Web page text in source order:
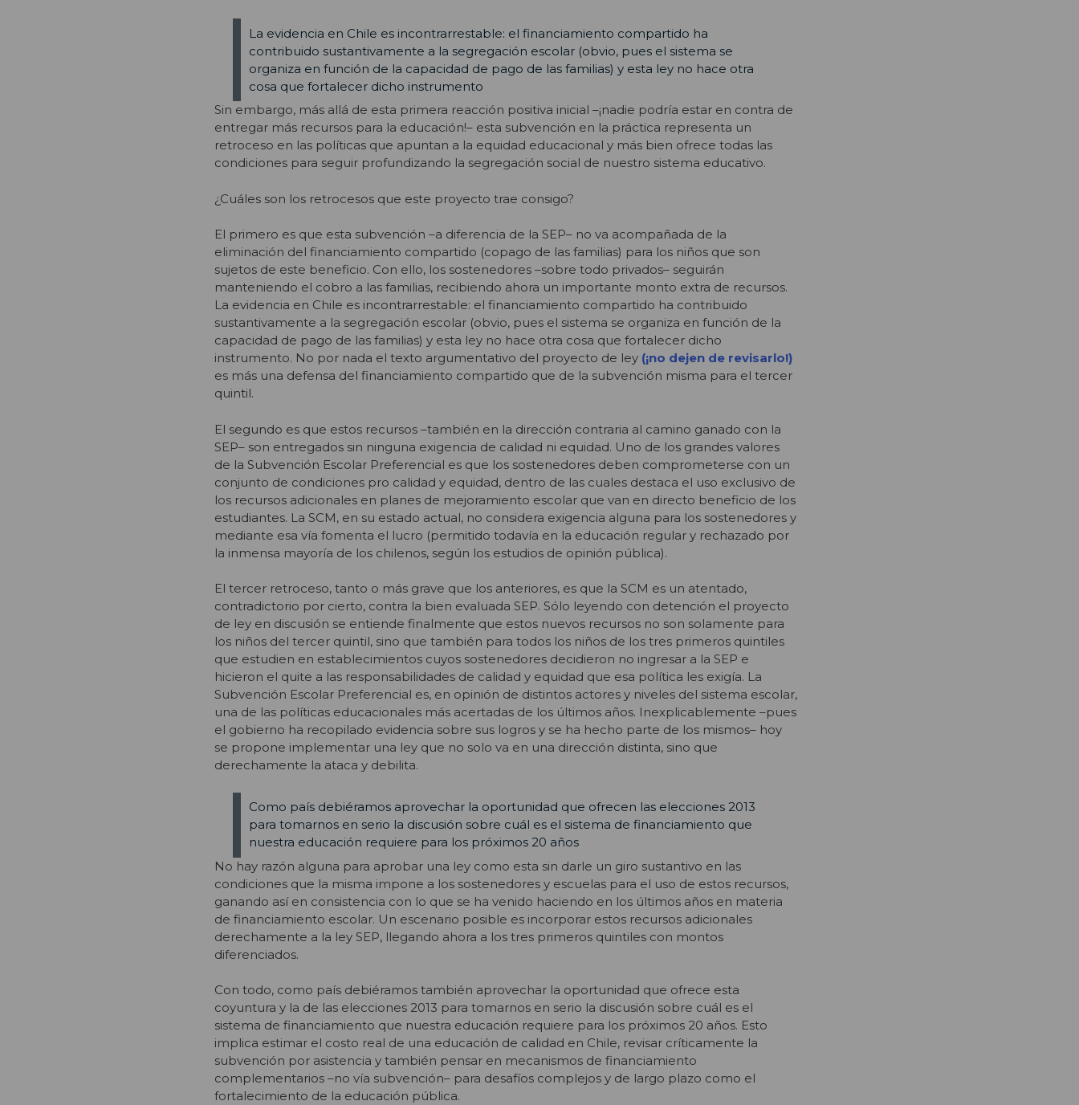
La evidencia en Chile es incontrarrestable: el financiamiento compartido ha
contribuido sustantivamente a la segregación escolar (obvio, pues el sistema se
organiza en función de la capacidad de pago de las familias) y esta ley no hace otra
cosa que fortalecer dicho instrumento
Sin embargo, más allá de esta primera reacción positiva inicial –¡nadie podría estar en contra de
entregar más recursos para la educación!– esta subvención en la práctica representa un
retroceso en las políticas que apuntan a la equidad educacional y más bien ofrece todas las
condiciones para seguir profundizando la segregación social de nuestro sistema educativo.
¿Cuáles son los retrocesos que este proyecto trae consigo?
El primero es que esta subvención –a diferencia de la SEP– no va acompañada de la
eliminación del financiamiento compartido (copago de las familias) para los niños que son
sujetos de este beneficio. Con ello, los sostenedores –sobre todo privados– seguirán
manteniendo el cobro a las familias, recibiendo ahora un importante monto extra de recursos.
La evidencia en Chile es incontrarrestable: el financiamiento compartido ha contribuido
sustantivamente a la segregación escolar (obvio, pues el sistema se organiza en función de la
capacidad de pago de las familias) y esta ley no hace otra cosa que fortalecer dicho
instrumento. No por nada el texto argumentativo del proyecto de ley (¡no dejen de revisarlo!)
es más una defensa del financiamiento compartido que de la subvención misma para el tercer
quintil.
El segundo es que estos recursos –también en la dirección contraria al camino ganado con la
SEP– son entregados sin ninguna exigencia de calidad ni equidad. Uno de los grandes valores
de la Subvención Escolar Preferencial es que los sostenedores deben comprometerse con un
conjunto de condiciones pro calidad y equidad, dentro de las cuales destaca el uso exclusivo de
los recursos adicionales en planes de mejoramiento escolar que van en directo beneficio de los
estudiantes. La SCM, en su estado actual, no considera exigencia alguna para los sostenedores y
mediante esa vía fomenta el lucro (permitido todavía en la educación regular y rechazado por
la inmensa mayoría de los chilenos, según los estudios de opinión pública).
El tercer retroceso, tanto o más grave que los anteriores, es que la SCM es un atentado,
contradictorio por cierto, contra la bien evaluada SEP. Sólo leyendo con detención el proyecto
de ley en discusión se entiende finalmente que estos nuevos recursos no son solamente para
los niños del tercer quintil, sino que también para todos los niños de los tres primeros quintiles
que estudien en establecimientos cuyos sostenedores decidieron no ingresar a la SEP e
hicieron el quite a las responsabilidades de calidad y equidad que esa política les exigía. La
Subvención Escolar Preferencial es, en opinión de distintos actores y niveles del sistema escolar,
una de las políticas educacionales más acertadas de los últimos años. Inexplicablemente –pues
el gobierno ha recopilado evidencia sobre sus logros y se ha hecho parte de los mismos– hoy
se propone implementar una ley que no solo va en una dirección distinta, sino que
derechamente la ataca y debilita.
Como país debiéramos aprovechar la oportunidad que ofrecen las elecciones 2013
para tomarnos en serio la discusión sobre cuál es el sistema de financiamiento que
nuestra educación requiere para los próximos 20 años
No hay razón alguna para aprobar una ley como esta sin darle un giro sustantivo en las
condiciones que la misma impone a los sostenedores y escuelas para el uso de estos recursos,
ganando así en consistencia con lo que se ha venido haciendo en los últimos años en materia
de financiamiento escolar. Un escenario posible es incorporar estos recursos adicionales
derechamente a la ley SEP, llegando ahora a los tres primeros quintiles con montos
diferenciados.
Con todo, como país debiéramos también aprovechar la oportunidad que ofrece esta
coyuntura y la de las elecciones 2013 para tomarnos en serio la discusión sobre cuál es el
sistema de financiamiento que nuestra educación requiere para los próximos 20 años. Esto
implica estimar el costo real de una educación de calidad en Chile, revisar críticamente la
subvención por asistencia y también pensar en mecanismos de financiamiento
complementarios –no vía subvención– para desafíos complejos y de largo plazo como el
fortalecimiento de la educación pública.